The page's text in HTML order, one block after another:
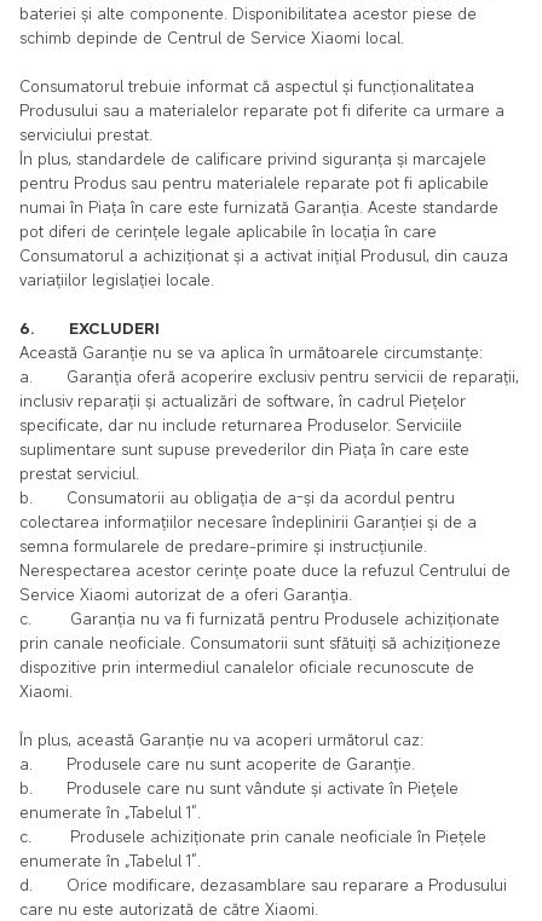
bateriei și alte componente. Disponibilitatea acestor piese de
schimb depinde de Centrul de Service Xiaomi local.
Consumatorul trebuie informat că aspectul și funcționalitatea
Produsului sau a materialelor reparate pot fi diferite ca urmare a
serviciului prestat.
În plus, standardele de calificare privind siguranța și marcajele
pentru Produs sau pentru materialele reparate pot fi aplicabile
numai în Piața în care este furnizată Garanția. Aceste standarde
pot diferi de cerințele legale aplicabile în locația în care
Consumatorul a achiziționat și a activat inițial Produsul, din cauza
variațiilor legislației locale.
6. EXCLUDERI
Această Garanție nu se va aplica în următoarele circumstanțe:
a. Garanția oferă acoperire exclusiv pentru servicii de reparații,
inclusiv reparații și actualizări de software, în cadrul Piețelor
specificate, dar nu include returnarea Produselor. Serviciile
suplimentare sunt supuse prevederilor din Piața în care este
prestat serviciul.
b. Consumatorii au obligația de a-și da acordul pentru
colectarea informațiilor necesare îndeplinirii Garanției și de a
semna formularele de predare-primire și instrucțiunile.
Nerespectarea acestor cerințe poate duce la refuzul Centrului de
Service Xiaomi autorizat de a oferi Garanția.
c. Garanția nu va fi furnizată pentru Produsele achiziționate
prin canale neoficiale. Consumatorii sunt sfătuiți să achiziționeze
dispozitive prin intermediul canalelor oficiale recunoscute de
Xiaomi.
În plus, această Garanție nu va acoperi următorul caz:
a. Produsele care nu sunt acoperite de Garanție.
b. Produsele care nu sunt vândute și activate în Piețele
enumerate în „Tabelul 1”.
c. Produsele achiziționate prin canale neoficiale în Piețele
enumerate în „Tabelul 1”.
d. Orice modificare, dezasamblare sau reparare a Produsului
care nu este autorizată de către Xiaomi.